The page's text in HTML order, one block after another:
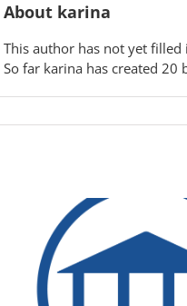
About karina
This author has not yet filled
So far karina has created 20